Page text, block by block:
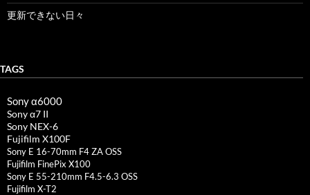
更新できない日々
TAGS
Sony α6000
Sony α7 II
Sony NEX-6
Fujifilm X100F
Sony E 16-70mm F4 ZA OSS
Fujifilm FinePix X100
Sony E 55-210mm F4.5-6.3 OSS
Fujifilm X-T2